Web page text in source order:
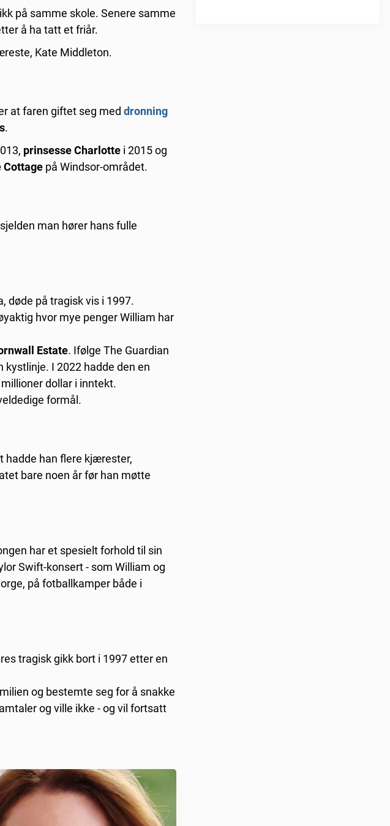
på samme skole. Senere samme
å ha tatt et friår.
Kate Middleton.
at faren giftet seg med dronning
.
prinsesse Charlotte i 2015 og
Cottage på Windsor-området.
man hører hans fulle
døde på tragisk vis i 1997.
hvor mye penger William har
Estate. Ifølge The Guardian
I 2022 hadde den en
dollar i inntekt.
formål.
hadde han flere kjærester,
bare noen år før han møtte
har et spesielt forhold til sin
Swift-konsert - som William og
på fotballkamper både i
tragisk gikk bort i 1997 etter en
og bestemte seg for å snakke
og ville ikke - og vil fortsatt